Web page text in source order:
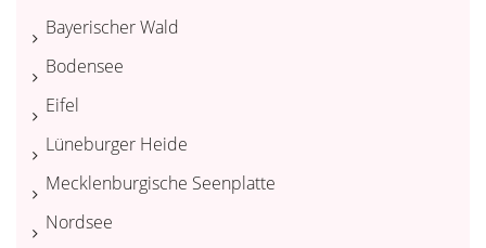
Bayerischer Wald
Bodensee
Eifel
Lüneburger Heide
Mecklenburgische Seenplatte
Nordsee